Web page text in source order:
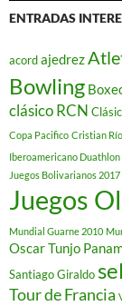
ENTRADAS
acordajedrez
Bowling
clásico RCN
Copa Pacifico Cristian
Iberoamericano Duathlon
Juegos Bolivarianos 2017
Juegos
Mundial Guarne 2010
Oscar Tunjo
Santiago Giraldo
Tour de Francia